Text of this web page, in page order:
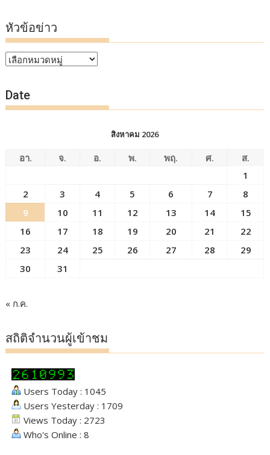
หัวข้อข่าว
หัวข้อ
Date
สิงหาคม 2026
อา. จ. อ. พ. พฤ. ศ.
ส.
1
2
3 4 5 6 7
8
9
10 11 12 13 14
15
16
17 18 19 20 21
22
23
24 25 26 27 28
29
30
31
« ก.ค.
สถิติจำนวนผู้เข้าชม
Users Today : 1045
Users Yesterday : 1709
Views Today : 2723
Who's Online : 8